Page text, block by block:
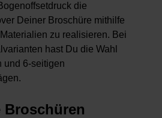
die
Deiner Broschüre mithilfe
zu realisieren. Bei
hast Du die Wahl
und 6-seitigen
Broschüren